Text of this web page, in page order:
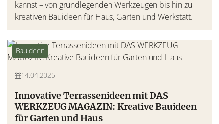
kannst – von grundlegenden Werkzeugen bis hin zu
kreativen Bauideen für Haus, Garten und Werkstatt.
Bauideen
14.04.2025
Innovative Terrassenideen mit DAS
WERKZEUG MAGAZIN: Kreative Bauideen
für Garten und Haus